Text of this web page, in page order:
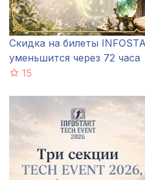
Скидка на билеты
уменьшится через 72 часа
15